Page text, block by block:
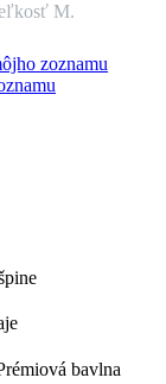
M.
zoznamu
bavlna